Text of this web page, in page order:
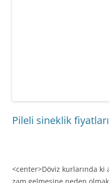
Pileli sineklik fiyatları
<center>Döviz kurlarında ki